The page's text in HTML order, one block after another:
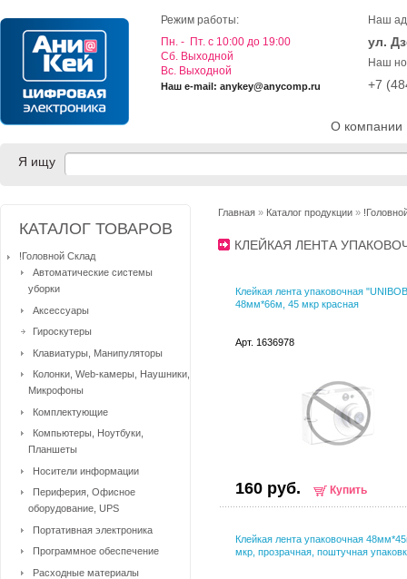
О компании
Режим работы:
Пн. - Пт. с 10:00 до 19:00
Cб. Выходной
Вс. Выходной
Наш e-mail: anykey@anycomp.ru
Наш
ул.
Наш
+7
Я ищу
Главная » Каталог продукции »
КЛЕЙКАЯ ЛЕНТА
Клейкая лента упаковочная
48мм*66м, 45 мкр красная
Арт. 1636978
160 руб. Купить
Клейкая лента упаковочная
мкр, прозрачная, поштучная
КАТАЛОГ ТОВАРОВ
!Головной Склад
Автоматические системы
уборки
Аксессуары
Гироскутеры
Клавиатуры, Манипуляторы
Колонки, Web-камеры, Наушники,
Микрофоны
Комплектующие
Компьютеры, Ноутбуки,
Планшеты
Носители информации
Периферия, Офисное
оборудование, UPS
Портативная электроника
Программное обеспечение
Расходные материалы